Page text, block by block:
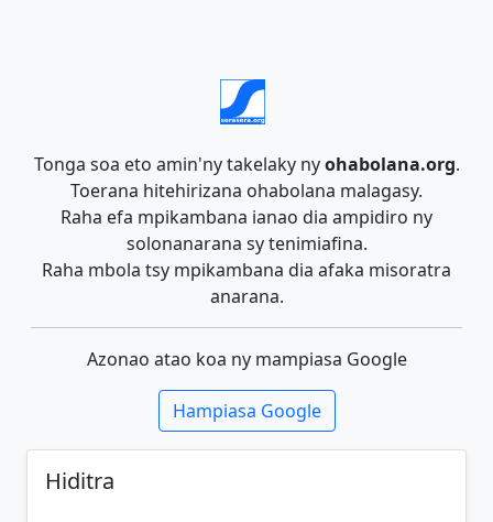
Tonga soa eto amin'ny takelaky nyohabolana.org.
Toerana hitehirizana ohabolana malagasy.
Raha efa mpikambana ianao dia ampidiro ny
solonanarana sy tenimiafina.
Raha mbola tsy mpikambana dia afaka misoratra
anarana.
Azonao atao koa ny mampiasa Google
Hampiasa Google
Hiditra